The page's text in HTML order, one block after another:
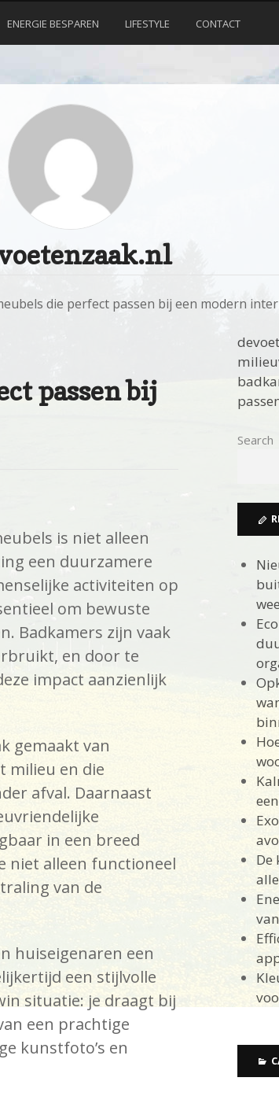
ENERGIE BESPAREN LIFESTYLE CONTACT
die perfect passen bij een modern
passen bij
is niet alleen
een duurzamere
activiteiten op
om bewuste
Badkamers zijn vaak
en door te
impact aanzienlijk
gemaakt van
milieu en die
afval. Daarnaast
in een breed
niet alleen functioneel
van de
huiseigenaren een
een stijlvolle
situatie: je draagt bij
een prachtige
kunstfoto’s en
Search
De